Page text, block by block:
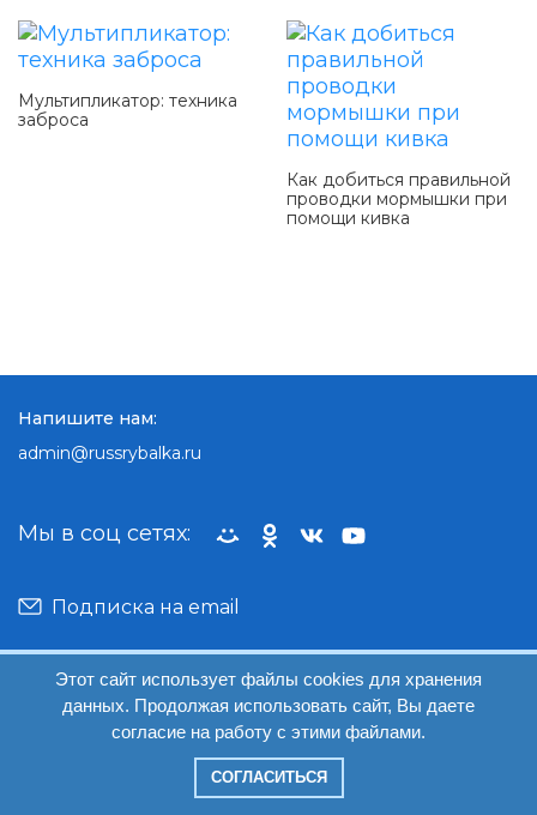
Мультипликатор: техника
заброса
Как добиться правильной
проводки мормышки при
помощи кивка
При копировании материалов, обратная ссылка на
сайт обязательна.
© Руссрыбалка: 2018-2026
Мы в соц сетях:
Подписка на email
Напишите нам:
admin@russrybalka.ru
Этот сайт использует файлы cookies для хранения
данных. Продолжая использовать сайт, Вы даете
согласие на работу с этими файлами.
СОГЛАСИТЬСЯ